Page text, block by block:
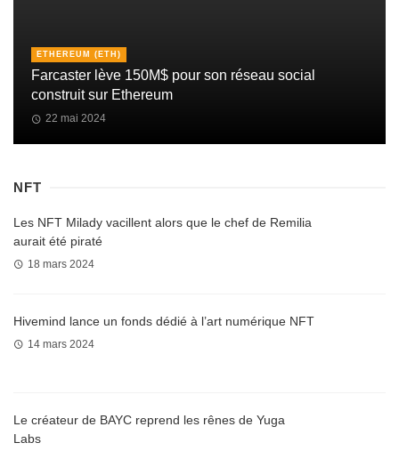
ETHEREUM (ETH)
Farcaster lève 150M$ pour son réseau social
construit sur Ethereum
22 mai 2024
NFT
Les NFT Milady vacillent alors que le chef de Remilia
aurait été piraté
18 mars 2024
Hivemind lance un fonds dédié à l’art numérique NFT
14 mars 2024
Le créateur de BAYC reprend les rênes de Yuga
Labs